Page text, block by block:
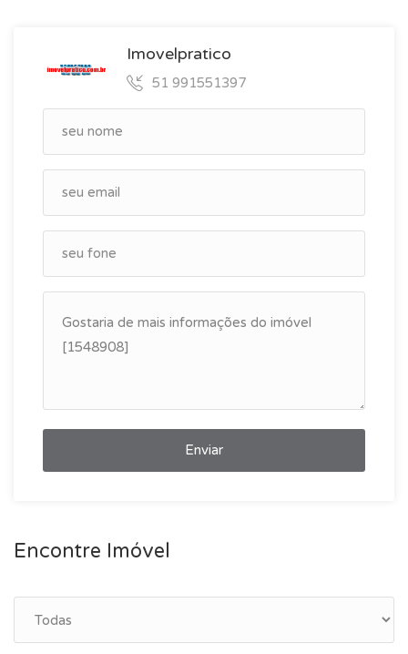
Imovelpratico
51 991551397
Enviar
Encontre Imóvel